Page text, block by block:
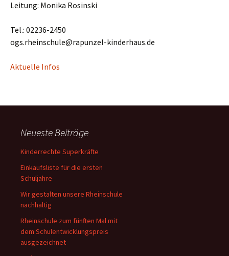
Leitung: Monika Rosinski
Tel.: 02236-2450
ogs.rheinschule@rapunzel-kinderhaus.de
Aktuelle Infos
Neueste Beiträge
Kinderrechte Superkräfte
Einkaufsliste für die ersten
Schuljahre
Wir gestalten unsere Rheinschule
nachhaltig
Rheinschule zum fünften Mal mit
dem Schulentwicklungspreis
ausgezeichnet